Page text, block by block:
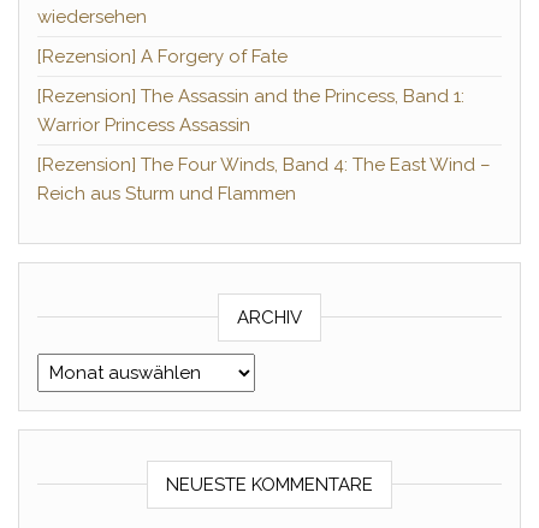
wiedersehen
[Rezension] A Forgery of Fate
[Rezension] The Assassin and the Princess, Band 1:
Warrior Princess Assassin
[Rezension] The Four Winds, Band 4: The East Wind –
Reich aus Sturm und Flammen
ARCHIV
Archiv
NEUESTE KOMMENTARE